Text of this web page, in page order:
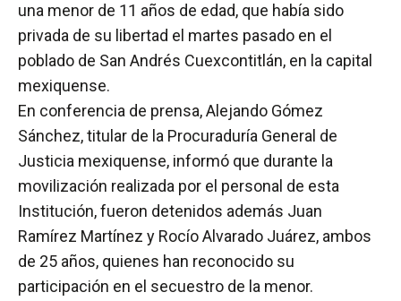
una menor de 11 años de edad, que había sido
privada de su libertad el martes pasado en el
poblado de San Andrés Cuexcontitlán, en la capital
mexiquense.
En conferencia de prensa, Alejando Gómez
Sánchez, titular de la Procuraduría General de
Justicia mexiquense, informó que durante la
movilización realizada por el personal de esta
Institución, fueron detenidos además Juan
Ramírez Martínez y Rocío Alvarado Juárez, ambos
de 25 años, quienes han reconocido su
participación en el secuestro de la menor.